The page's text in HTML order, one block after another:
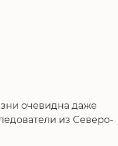
очевидна даже
из Северо-